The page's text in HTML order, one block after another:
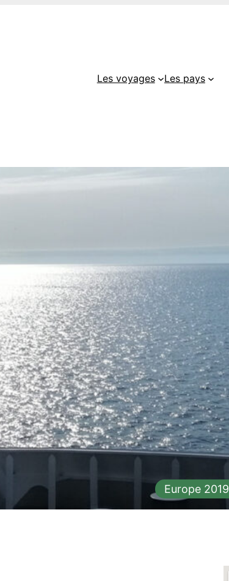
Les voyages Les pays
Europe 2019